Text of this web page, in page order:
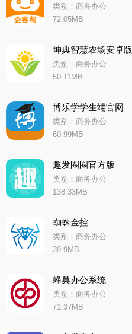
类别：商务办公
72.05MB
坤典智慧农场安卓版
类别：商务办公
50.11MB
博乐学学生端官网
类别：商务办公
60.99MB
趣发圈圈官方版
类别：商务办公
138.33MB
蜘蛛金控
类别：商务办公
39.9MB
蜂巢办公系统
类别：商务办公
71.37MB